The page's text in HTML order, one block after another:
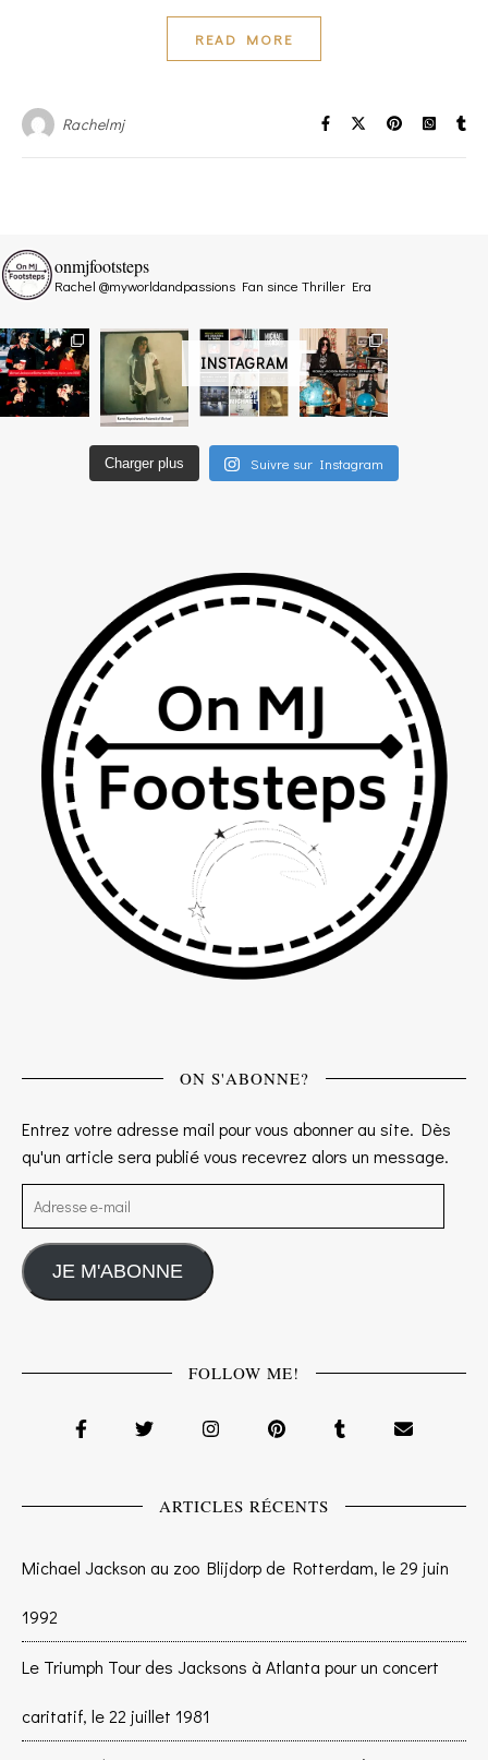
READ MORE
Rachelmj
INSTAGRAM
onmjfootsteps
Rachel @myworldandpassions Fan since Thriller Era
Charger plus Suivre sur Instagram
ON S'ABONNE?
Entrez votre adresse mail pour vous abonner au site. Dès
qu'un article sera publié vous recevrez alors un message.
Adresse e-mail
JE M'ABONNE
FOLLOW ME!
ARTICLES RÉCENTS
Michael Jackson au zoo Blijdorp de Rotterdam, le 29 juin
1992
Le Triumph Tour des Jacksons à Atlanta pour un concert
caritatif, le 22 juillet 1981